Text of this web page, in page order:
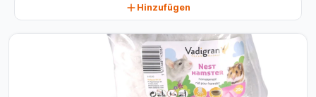
Hinzufügen